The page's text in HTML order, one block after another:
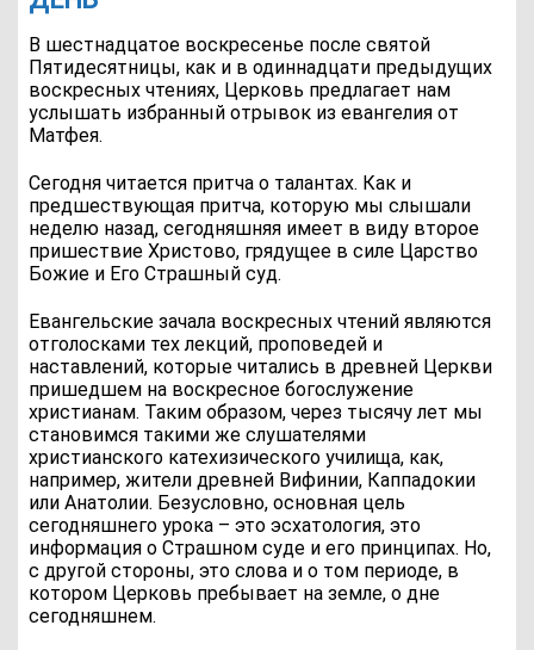
В шестнадцатое воскресенье после святой
Пятидесятницы, как и в одиннадцати предыдущих
воскресных чтениях, Церковь предлагает нам
услышать избранный отрывок из евангелия от
Матфея.
Сегодня читается притча о талантах. Как и
предшествующая притча, которую мы слышали
неделю назад, сегодняшняя имеет в виду второе
пришествие Христово, грядущее в силе Царство
Божие и Его Страшный суд.
Евангельские зачала воскресных чтений являются
отголосками тех лекций, проповедей и
наставлений, которые читались в древней Церкви
пришедшем на воскресное богослужение
христианам. Таким образом, через тысячу лет мы
становимся такими же слушателями
христианского катехизического училища, как,
например, жители древней Вифинии, Каппадокии
или Анатолии. Безусловно, основная цель
сегодняшнего урока – это эсхатология, это
информация о Страшном суде и его принципах. Но,
с другой стороны, это слова и о том периоде, в
котором Церковь пребывает на земле, о дне
сегодняшнем.